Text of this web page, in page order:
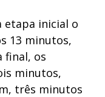
etapa inicial o
13 minutos,
final, os
minutos,
três minutos